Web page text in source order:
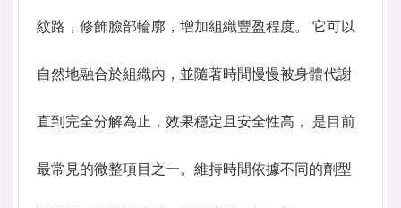
紋路，修飾臉部輪廓，增加組織豐盈程度。 它可以
自然地融合於組織內，並隨著時間慢慢被身體代謝
直到完全分解為止，效果穩定且安全性高， 是目前
最常見的微整項目之一。維持時間依據不同的劑型